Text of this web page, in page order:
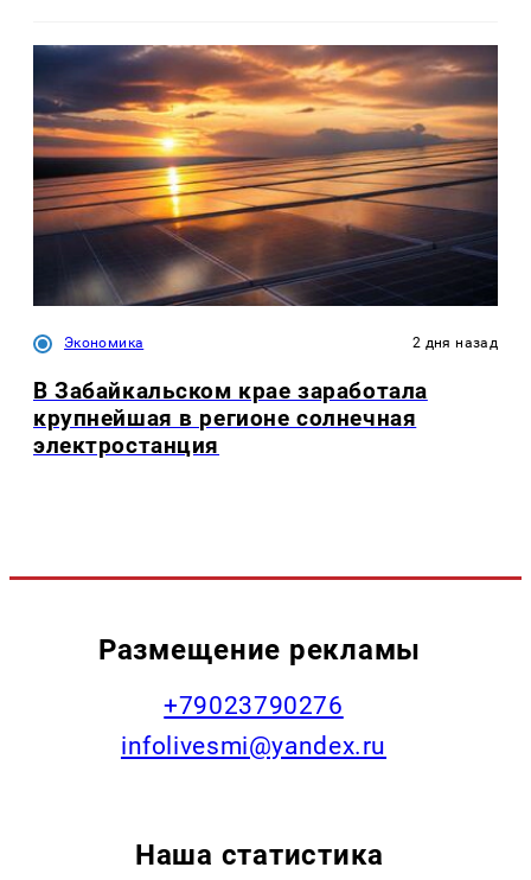
Экономика 2 дня назад
В Забайкальском крае заработала
крупнейшая в регионе солнечная
электростанция
Размещение рекламы
+79023790276
infolivesmi@yandex.ru
Наша статистика